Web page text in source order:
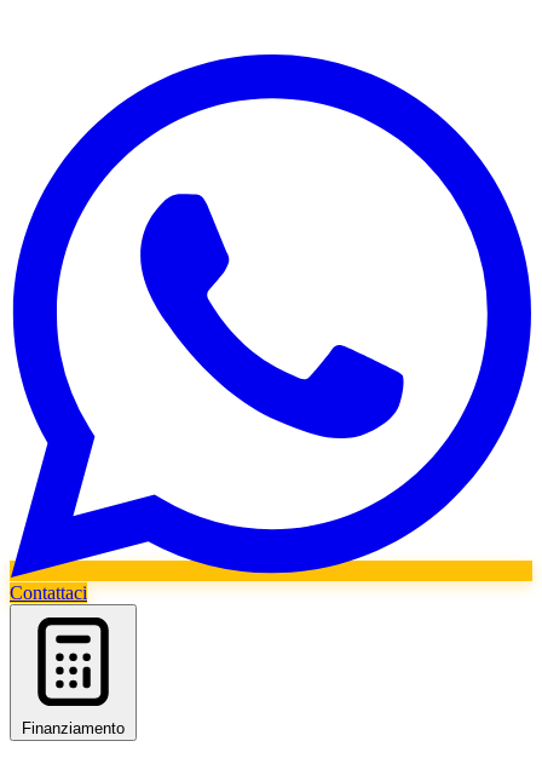
Contattaci
Finanziamento